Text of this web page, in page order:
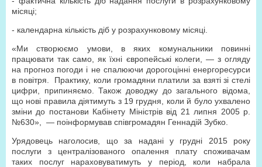
місяці;
- календарна кількість діб у розрахунковому місяці.
«Ми створюємо умови, в яких комунальники повинні
працювати так само, як їхні європейські колеги, — з огляду
на прогноз погоди і не спалюючи дорогоцінні енергоресурси
в повітря. Практику, коли громадяни платили за взяті зі стелі
цифри, припиняємо. Також доводжу до загального відома,
що нові правила діятимуть з 19 грудня, коли й було ухвалено
зміни до постанови Кабінету Міністрів від 21 липня 2005 р.
№630», — поінформував співгромадян Геннадій Зубко.
Урядовець наголосив, що за надані у грудні 2015 року
послуги з централізованого опалення плату споживачам
таких послуг нараховуватимуть у період, коли набрала